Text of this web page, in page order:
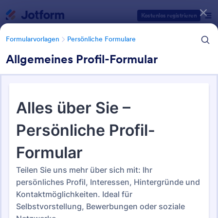
Kostenlos registrieren
Formularvorlagen Persönliche Formulare
Allgemeines Profil-Formular
Formularvorlagen Persönliche Formulare
Persönliche Formulare
Formularvorlagen Kategorien